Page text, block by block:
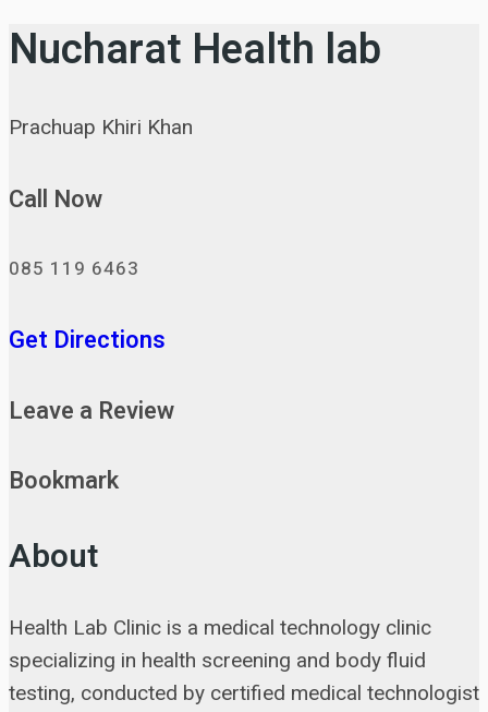
Nucharat Health lab
Prachuap Khiri Khan
Call Now
085 119 6463
Get Directions
Leave a Review
Bookmark
About
Health Lab Clinic is a medical technology clinic
specializing in health screening and body fluid
testing, conducted by certified medical technologist